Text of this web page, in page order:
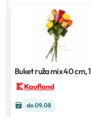
Buket ruža mix40 cm, 1
do 09.08